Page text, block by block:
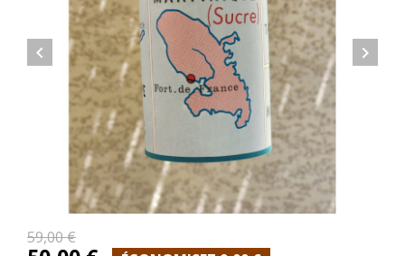
 
59,00 €